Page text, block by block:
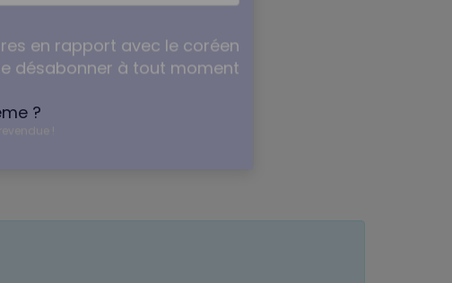
?
désabonner à tout moment
!